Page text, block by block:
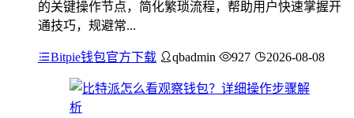
的关键操作节点，简化繁琐流程，帮助用户快速掌握开
通技巧，规避常...
Bitpie钱包官方下载 qbadmin 927 2026-08-08